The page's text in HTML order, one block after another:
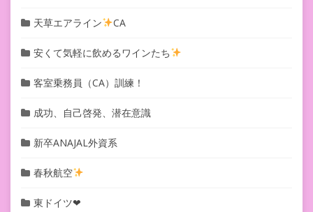
天草エアライン CA
安くて気軽に飲めるワインたち
客室乗務員（CA）訓練！
成功、自己啓発、潜在意識
新卒ANAJAL外資系
春秋航空
東ドイツ❤︎